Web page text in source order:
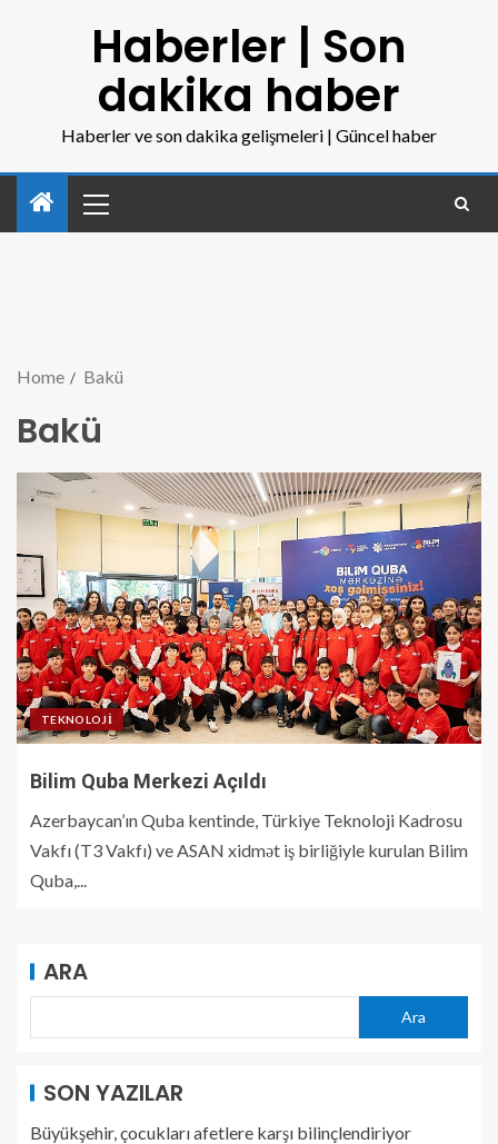
Haberler | Son
dakika haber
Haberler ve son dakika gelişmeleri | Güncel haber
Home Bakü
Bakü
TEKNOLOJI
Bilim Quba Merkezi Açıldı
Azerbaycan’ın Quba kentinde, Türkiye Teknoloji Kadrosu
Vakfı (T3 Vakfı) ve ASAN xidmət iş birliğiyle kurulan Bilim
Quba,...
ARA
Ara
SON YAZILAR
Büyükşehir, çocukları afetlere karşı bilinçlendiriyor